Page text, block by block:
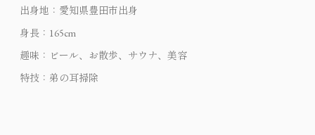
出身地：愛知県豊田市出身
身長：165cm
趣味：ビール、お散歩、サウナ、美容
特技：弟の耳掃除